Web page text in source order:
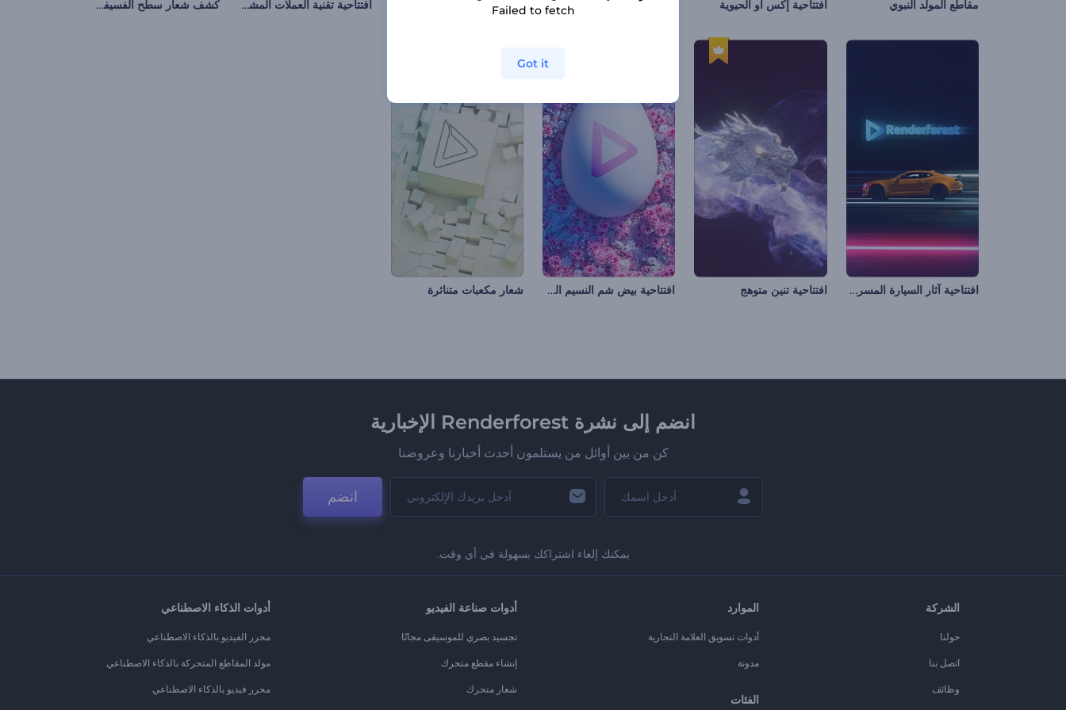
مقاطع المولد النبوي افتتاحية إكس أو الحيوية شعار نيون متجمد افتتاحية اللافتة الزجاجية افتتاحية تقنية العملات المشفرة كشف شعار سطح الفسيفساء
افتتاحية آثار السيارة المسرعة افتتاحية تنين متوهج افتتاحية بيض شم النسيم المزهر شعار مكعبات متناثرة
انضم إلى نشرة Renderforest الإخبارية
كن من بين أوائل من يستلمون أحدث أخبارنا وعروضنا
انضم
يمكنك إلغاء اشتراكك بسهولة في أي وقت.
الشركة
حولنا
اتصل بنا
وظائف
الموارد
أدوات تسويق العلامة التجارية
مدونة
الفئات
أدوات صناعة الفيديو
تجسيد بصري للموسيقى مجانًا
إنشاء مقطع متحرك
شعار متحرك
أدوات الذكاء الاصطناعي
محرر الفيديو بالذكاء الاصطناعي
مولد المقاطع المتحركة بالذكاء الاصطناعي
محرر فيديو بالذكاء الاصطناعي
Failed to fetch
Got it